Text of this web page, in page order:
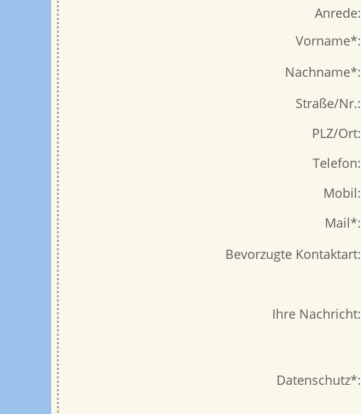
Anrede:
Vorname*:
Nachname*:
Straße/Nr.:
PLZ/Ort:
Telefon:
Mobil:
Mail*:
Bevorzugte Kontaktart:
Ihre Nachricht:
Datenschutz*: